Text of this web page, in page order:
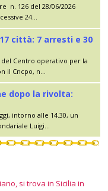
n. 126 del 28/06/2026
24...
città: 7 arresti e 30
Centro operativo per la
il Cncpo, n...
dopo la rivolta:
intorno alle 14.30, un
Luigi...
si trova in Sicilia in